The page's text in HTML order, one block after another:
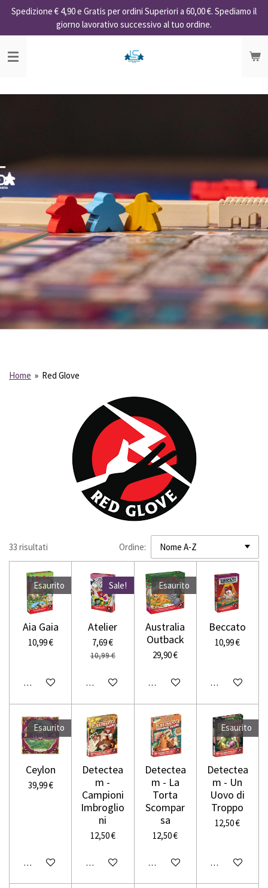
Vai
contenuto
principale
Spedizione € 4,90 e Gratis per ordini Superiori a 60,00 €. Spediamo il
giorno lavorativo successivo al tuo ordine.
Home » Red Glove
33 risultati Ordine:
Esaurito
Aia Gaia
10,99 €
Avvisami quando disponibile
Sale!
Atelier
7,69 €
10,99 €
Aggiungi al carrello
Esaurito
Australia
Outback
29,90 €
Avvisami quando disponibile
Beccato
10,99 €
Aggiungi al
Esaurito
Ceylon
39,99 €
Avvisami quando disponibile
Detectea
m -
Campioni
Imbroglio
ni
12,50 €
Aggiungi al carrello
Detectea
m - La
Torta
Scompar
sa
12,50 €
Aggiungi al carrello
Esaurito
Detectea
m - Un
Uovo di
Troppo
12,50 €
Avvisami